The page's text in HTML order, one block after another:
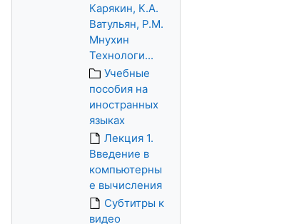
Карякин, К.А.
Ватульян, Р.М.
Мнухин
Технологи...
Учебные
пособия на
иностранных
языках
Лекция 1.
Введение в
компьютерны
е вычисления
Субтитры к
видео